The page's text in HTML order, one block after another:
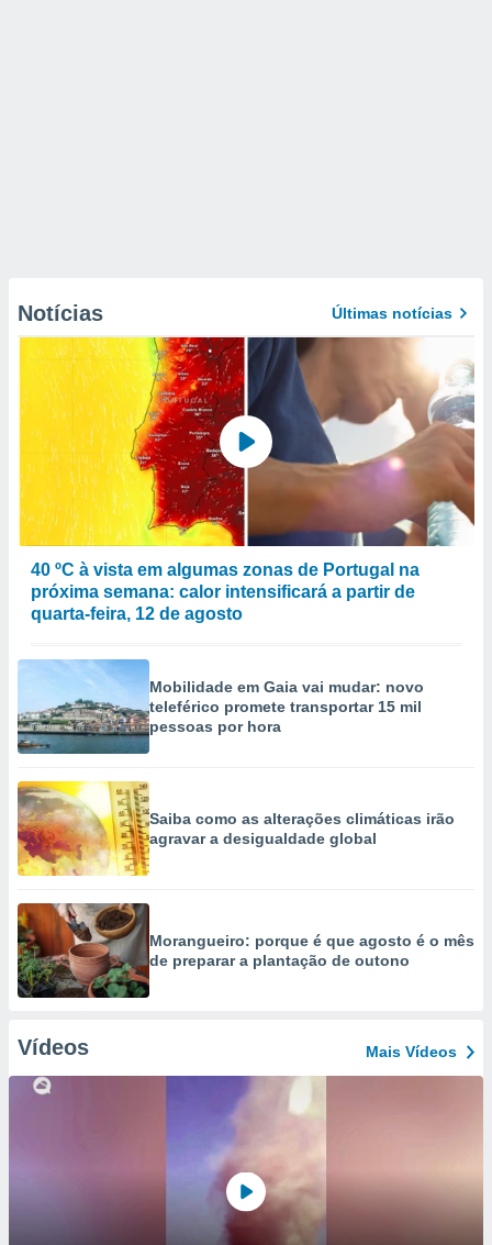
Notícias Últimas notícias
40 ºC à vista em algumas zonas de Portugal na
próxima semana: calor intensificará a partir de
quarta-feira, 12 de agosto
Mobilidade em Gaia vai mudar: novo
teleférico promete transportar 15 mil
pessoas por hora
Saiba como as alterações climáticas irão
agravar a desigualdade global
Morangueiro: porque é que agosto é o mês
de preparar a plantação de outono
Vídeos Mais Vídeos